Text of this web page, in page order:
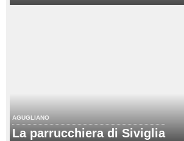
AGUGLIANO
La parrucchiera di Siviglia